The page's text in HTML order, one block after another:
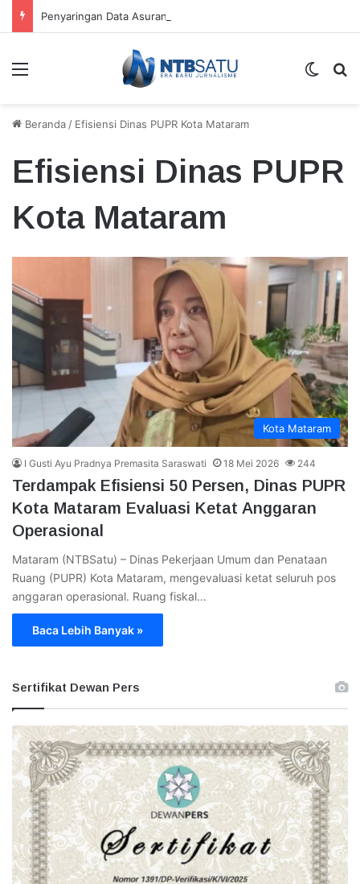
Menu
Beranda / Efisiensi Dinas PUPR Kota Mataram
Efisiensi Dinas PUPR
Kota Mataram
Kota Mataram
I Gusti Ayu Pradnya Premasita Saraswati 18 Mei 2026 244
Terdampak Efisiensi 50 Persen, Dinas PUPR
Kota Mataram Evaluasi Ketat Anggaran
Operasional
Mataram (NTBSatu) – Dinas Pekerjaan Umum dan Penataan
Ruang (PUPR) Kota Mataram, mengevaluasi ketat seluruh pos
anggaran operasional. Ruang fiskal…
Baca Lebih Banyak »
Sertifikat Dewan Pers